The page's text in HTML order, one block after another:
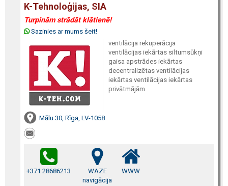
K-Tehnoloģijas, SIA
Turpinām strādāt klātienē!
Sazinies ar mums šeit!
ventilācija rekuperācija
ventilācijas iekārtas siltumsūkņi
gaisa apstrādes iekārtas
decentralizētas ventilācijas
iekārtas ventilācijas iekārtas
privātmājām
Mālu 30, Rīga, LV-1058
+371 28686213
WAZE
navigācija
WWW